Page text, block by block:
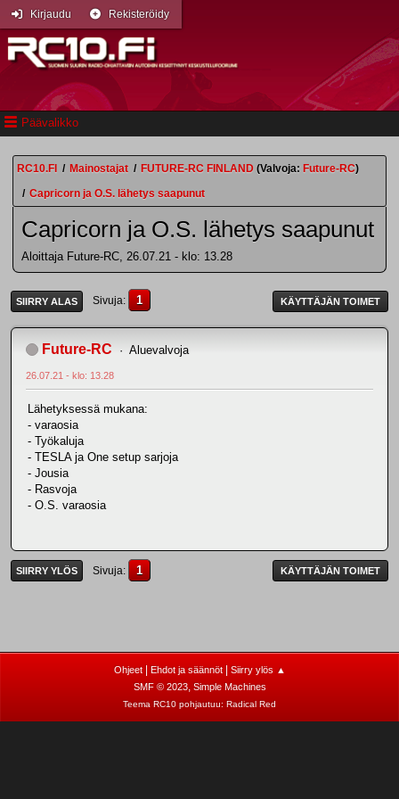
Päävalikko
Kirjaudu Rekisteröidy
RC10.FI / Mainostajat / FUTURE-RC FINLAND (Valvoja: Future-RC)
/ Capricorn ja O.S. lähetys saapunut
Capricorn ja O.S. lähetys saapunut
Aloittaja Future-RC, 26.07.21 - klo: 13.28
SIIRRY ALAS Sivuja 1 KÄYTTÄJÄN TOIMET
Future-RC Aluevalvoja
26.07.21 - klo: 13.28
Lähetyksessä mukana:
- varaosia
- Työkaluja
- TESLA ja One setup sarjoja
- Jousia
- Rasvoja
- O.S. varaosia
SIIRRY YLÖS Sivuja 1 KÄYTTÄJÄN TOIMET
Ohjeet| Ehdot ja säännöt|
Siirry ylös ▲
SMF © 2023, Simple Machines
Teema RC10 pohjautuu: Radical Red